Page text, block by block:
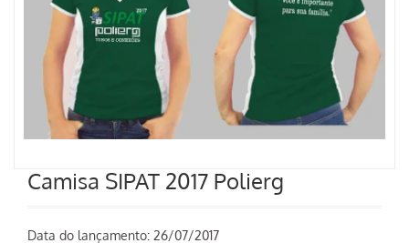
Camisa SIPAT 2017 Polierg
Data do lançamento: 26/07/2017